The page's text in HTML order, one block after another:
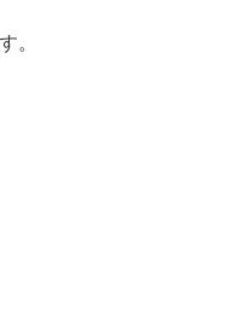
。